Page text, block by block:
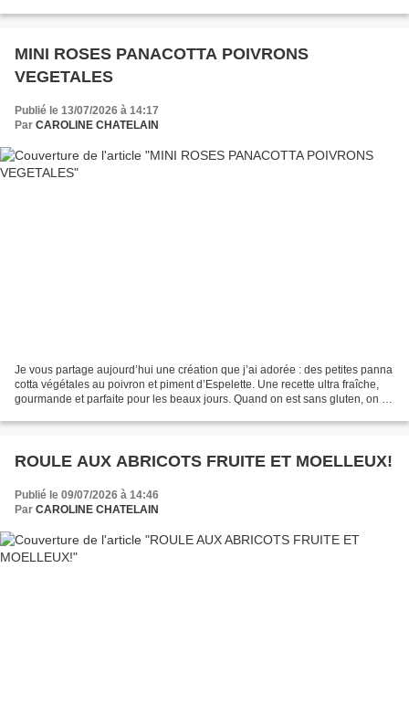
MINI ROSES PANACOTTA POIVRONS
VEGETALES
Publié le 13/07/2026 à 14:17
Par CAROLINE CHATELAIN
Je vous partage aujourd’hui une création que j’ai adorée : des petites panna
cotta végétales au poivron et piment d’Espelette. Une recette ultra fraîche,
gourmande et parfaite pour les beaux jours. Quand on est sans gluten, on a
ROULE AUX ABRICOTS FRUITE ET MOELLEUX!
Publié le 09/07/2026 à 14:46
Par CAROLINE CHATELAIN